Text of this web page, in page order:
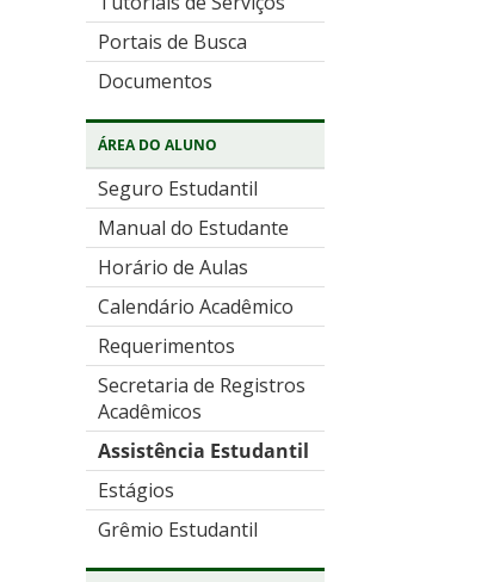
Portais de Busca
Documentos
ÁREA DO ALUNO
Seguro Estudantil
Manual do Estudante
Horário de Aulas
Calendário Acadêmico
Requerimentos
Secretaria de Registros
Acadêmicos
Assistência Estudantil
Estágios
Grêmio Estudantil